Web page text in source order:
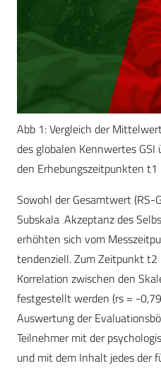
Abb 1: Vergleich der
des globalen Kennwertes GSI
den Erhebungszeitpunkten t1
Sowohl der Gesamtwert (RS-
Subskala ‚Akzeptanz des
erhöhten sich vom
tendenziell. Zum Zeitpunkt
Korrelation zwischen den
festgestellt werden (rs = -
Auswertung der
Teilnehmer mit der
und mit dem Inhalt jedes der